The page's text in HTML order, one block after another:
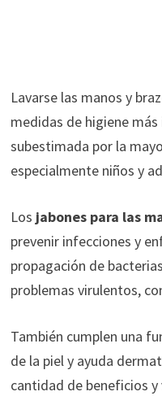
Lavarse las manos y
medidas de higiene
subestimada por la
especialmente niños y
Los jabones para las
prevenir infecciones y
propagación de
problemas virulentos,
También cumplen una
de la piel y ayuda
cantidad de beneficios